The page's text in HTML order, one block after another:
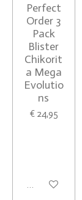
Perfect
Order 3
Pack
Blister
Chikorit
a Mega
Evolutio
ns
€ 24,95
In winkelwagen